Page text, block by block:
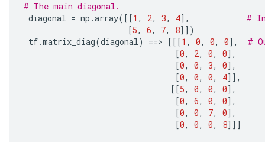
# The main diagonal.
diagonal = np .array([[1 , 2, 3, 4],
#
[5, 6, 7, 8]])
tf.matrix_diag(diagonal) ==> [[[1 , 0, 0, 0],
#
[0, 2, 0, 0],
[0, 0, 3, 0],
[0, 0, 0, 4]],
[[5, 0, 0, 0],
[0, 6, 0, 0],
[0, 0, 7, 0],
[0, 0, 0, 8]]]